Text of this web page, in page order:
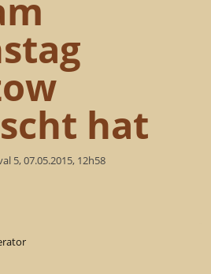
hat
5, 07.05.2015, 12h58